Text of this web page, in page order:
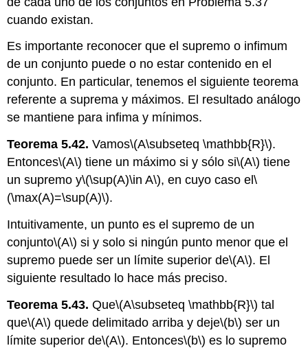
cuando existan.
Es importante reconocer que el supremo o infimum
de un conjunto puede o no estar contenido en el
conjunto. En particular, tenemos el siguiente teorema
referente a suprema y máximos. El resultado análogo
se mantiene para infima y mínimos.
Teorema 5.42.Vamos\(A\subseteq \mathbb{R}\).
Entonces\(A\) tiene un máximo si y sólo si\(A\) tiene
un supremo y\(\sup(A)\in A\), en cuyo caso el\
(\max(A)=\sup(A)\).
Intuitivamente, un punto es el supremo de un
conjunto\(A\) si y solo si ningún punto menor que el
supremo puede ser un límite superior de\(A\). El
siguiente resultado lo hace más preciso.
Teorema 5.43.Que\(A\subseteq \mathbb{R}\) tal
que\(A\) quede delimitado arriba y deje\(b\) ser un
límite superior de\(A\). Entonces\(b\) es lo supremo